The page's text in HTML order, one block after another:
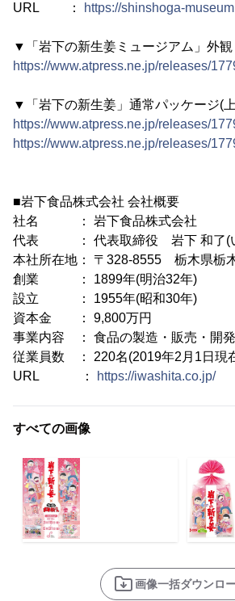
URL ：
https://shinshoga-
▼「岩下の新生姜ミュージアム」外観
https://www.atpress.ne.jp/releases/
▼「岩下の新生姜」通常パッケージ(
https://www.atpress.ne.jp/releases/
https://www.atpress.ne.jp/releases/
■岩下食品株式会社 会社概要
社名 ： 岩下食品株式会社
代表 ： 代表取締役 岩下 和了(い
本社所在地： 〒328-8555 栃木県栃
創業 ： 1899年(明治32年)
設立 ： 1955年(昭和30年)
資本金 ： 9,800万円
事業内容 ： 食品の製造・販売・開発
従業員数 ： 220名(2019年2月1日現
URL ：
https://iwashita.co.jp/
すべての画像
画像一括ダウンロ